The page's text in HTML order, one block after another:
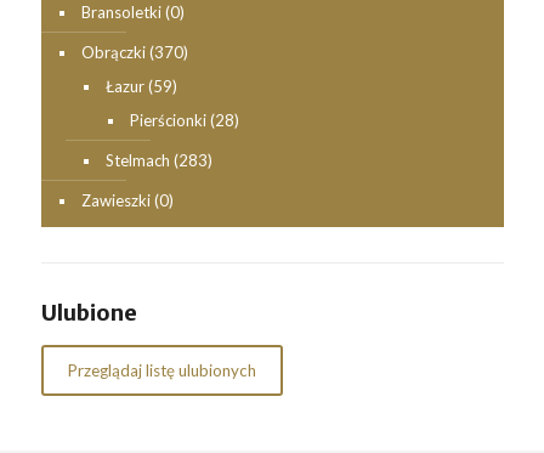
Bransoletki (0)
Obrączki (370)
Łazur (59)
Pierścionki (28)
Stelmach (283)
Zawieszki (0)
Ulubione
Przeglądaj listę ulubionych